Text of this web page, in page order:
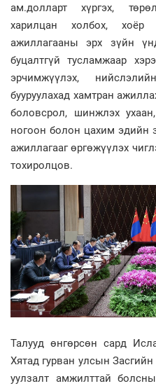
ам.долларт хүргэх,
харилцан холбох,
ажиллагааны эрх зүйн
буцалтгүй тусламжаар
эрчимжүүлэх,
бууруулахад хамтран
боловсрол, шинжлэх
ногоон болон цахим эдийн
ажиллагааг өргөжүүлэх
тохиролцов.
Талууд өнгөрсөн сард
Хятад гурван улсын
уулзалт амжилттай